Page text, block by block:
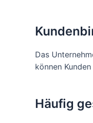
Das
können
Häufig